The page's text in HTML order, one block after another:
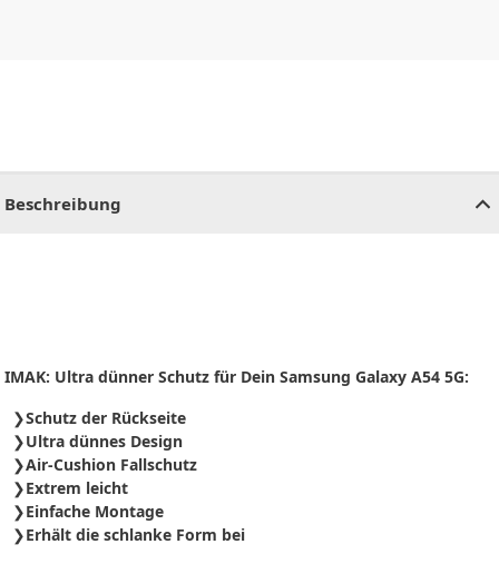
Beschreibung
IMAK: Ultra dünner Schutz für Dein Samsung Galaxy A54 5G:
Schutz der Rückseite
Ultra dünnes Design
Air-Cushion Fallschutz
Extrem leicht
Einfache Montage
Erhält die schlanke Form bei